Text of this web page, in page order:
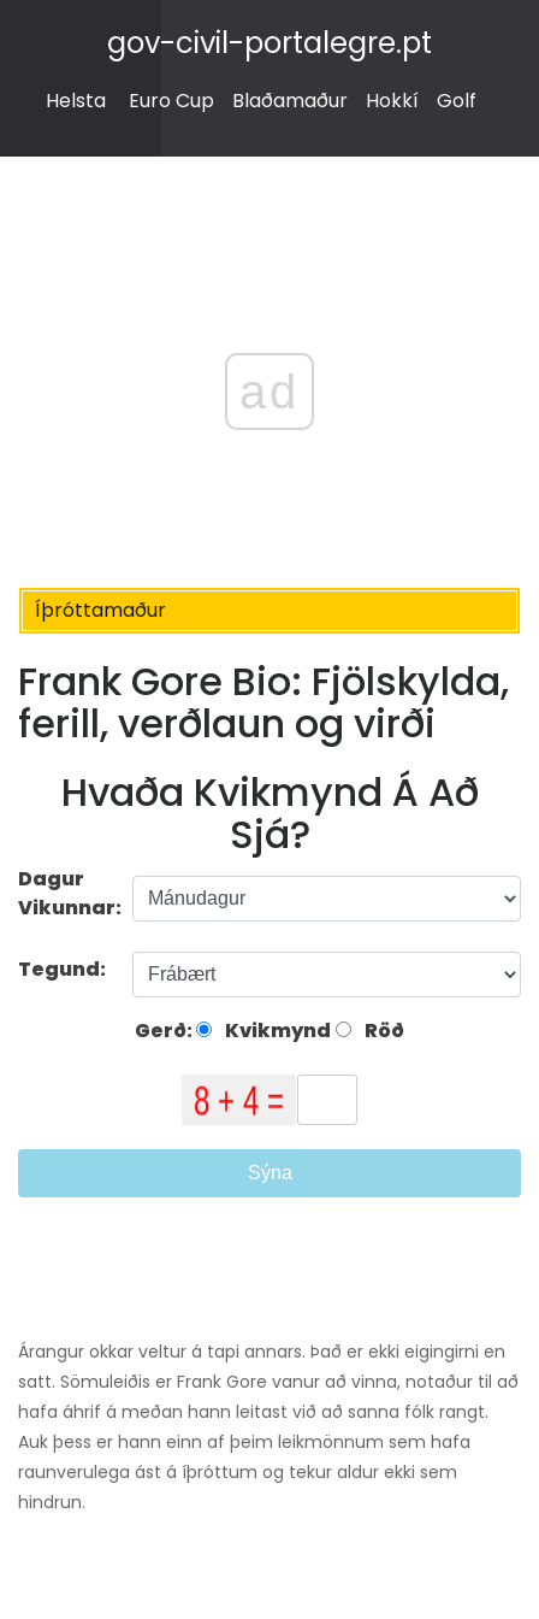
gov-civil-portalegre.pt
Helsta Euro Cup Blaðamaður Hokkí Golf
ad
Íþróttamaður
Frank Gore Bio: Fjölskylda,
ferill, verðlaun og virði
Hvaða Kvikmynd Á Að
Sjá?
Dagur
Vikunnar:
Tegund:
Gerð: Kvikmynd Röð
Sýna
Árangur okkar veltur á tapi annars. Það er ekki eigingirni en
satt. Sömuleiðis er Frank Gore vanur að vinna, notaður til að
hafa áhrif á meðan hann leitast við að sanna fólk rangt.
Auk þess er hann einn af þeim leikmönnum sem hafa
raunverulega ást á íþróttum og tekur aldur ekki sem
hindrun.